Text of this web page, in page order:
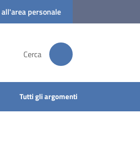
personale
Cerca
Tutti gli argomenti